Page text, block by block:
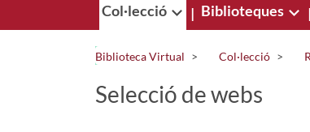
Col·lecció | Biblioteques |
Biblioteca Virtual Col·lecció
Selecció de webs